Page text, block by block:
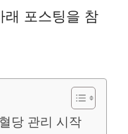
래 포스팅을 참
당 관리 시작